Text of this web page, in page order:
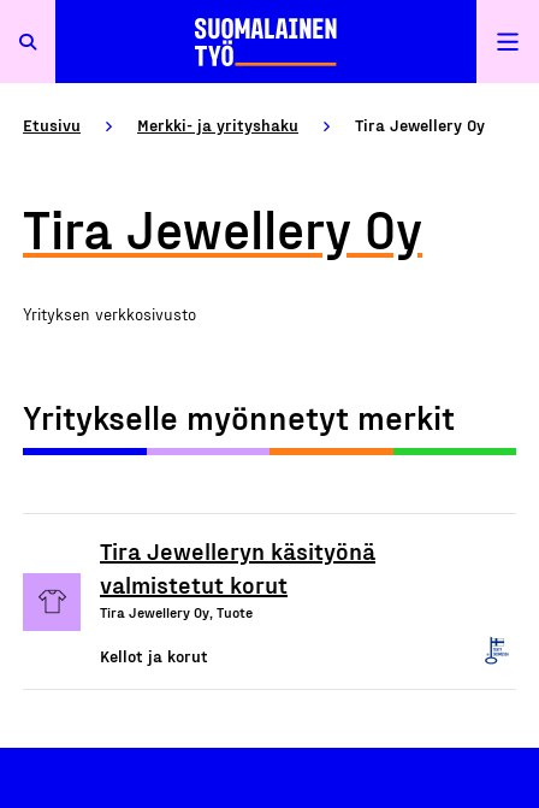
Etusivu Merkki- ja yrityshaku Tira Jewellery Oy
Tira Jewellery Oy
Yrityksen verkkosivusto
Yritykselle myönnetyt merkit
Tira Jewelleryn käsityönä
valmistetut korut
Tira Jewellery Oy, Tuote
Kellot ja korut